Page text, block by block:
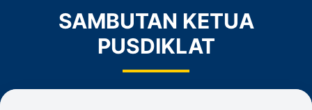
SAMBUTAN KETUA
PUSDIKLAT